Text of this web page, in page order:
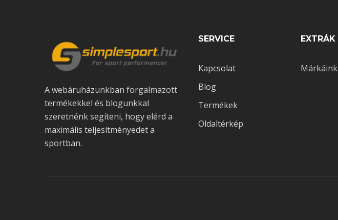
A webáruházunkban forgalmazott
termékekkel és blogunkkal
szeretnénk segíteni, hogy elérd a
maximális teljesítményedet a
sportban.
SERVICE
Kapcsolat
Blog
Termékek
Oldaltérkép
EXTRÁK
Márkáink